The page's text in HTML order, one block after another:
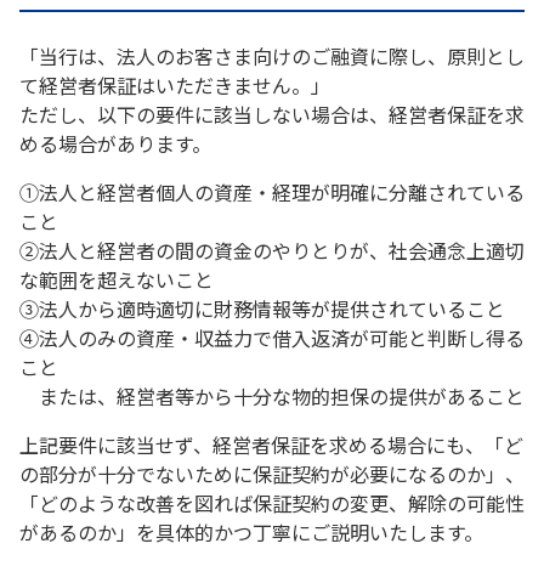
「当行は、法人のお客さま向けのご融資に際し、原則とし
て経営者保証はいただきません。」
ただし、以下の要件に該当しない場合は、経営者保証を求
める場合があります。
①法人と経営者個人の資産・経理が明確に分離されている
こと
②法人と経営者の間の資金のやりとりが、社会通念上適切
な範囲を超えないこと
③法人から適時適切に財務情報等が提供されていること
④法人のみの資産・収益力で借入返済が可能と判断し得る
こと
または、経営者等から十分な物的担保の提供があること
上記要件に該当せず、経営者保証を求める場合にも、「ど
の部分が十分でないために保証契約が必要になるのか」、
「どのような改善を図れば保証契約の変更、解除の可能性
があるのか」を具体的かつ丁寧にご説明いたします。